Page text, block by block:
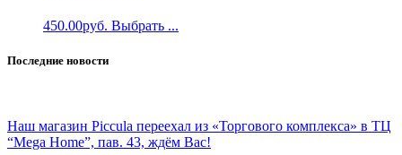
450.00руб. Выбрать ...
Последние новости
Наш магазин Piccula переехал из «Торгового комплекса» в ТЦ
“Mega Home”, пав. 43, ждём Вас!